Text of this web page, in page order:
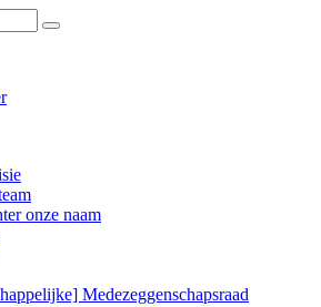
onze naam
Medezeggenschapsraad